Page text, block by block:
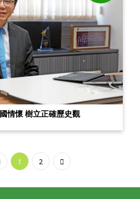
情懷 樹立正確歷史觀
1 2